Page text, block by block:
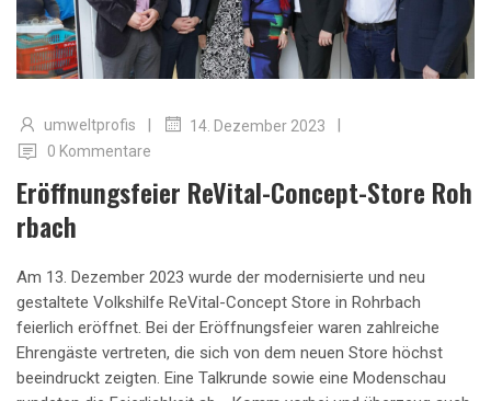
umweltprofis 14. Dezember 2023
0 Kommentare
Eröffnungsfeier ReVital-Concept-Store Roh
Rbach
Am 13. Dezember 2023 wurde der modernisierte und neu
gestaltete Volkshilfe ReVital-Concept Store in Rohrbach
feierlich eröffnet. Bei der Eröffnungsfeier waren zahlreiche
Ehrengäste vertreten, die sich von dem neuen Store höchst
beeindruckt zeigten. Eine Talkrunde sowie eine Modenschau